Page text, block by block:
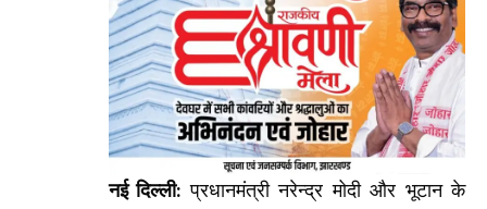
नई दिल्ली: प्रधानमंत्री नरेन्द्र मोदी और भूटान के